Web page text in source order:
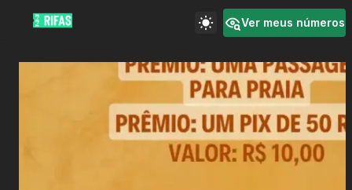
Ver meus números